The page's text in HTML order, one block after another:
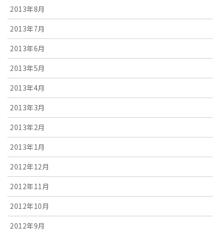
2013年8月
2013年7月
2013年6月
2013年5月
2013年4月
2013年3月
2013年2月
2013年1月
2012年12月
2012年11月
2012年10月
2012年9月